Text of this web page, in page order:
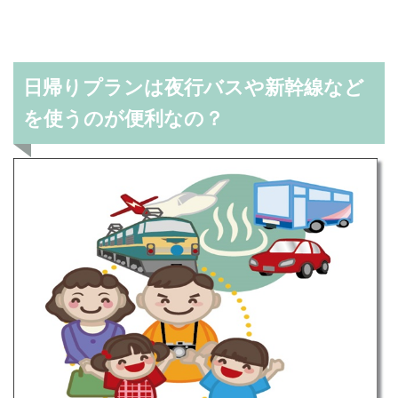
日帰りプランは夜行バスや新幹線など
を使うのが便利なの？